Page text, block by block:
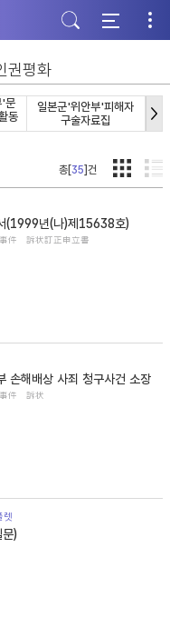
권평화
'문
동
일본군'위안부'피해자
구술자료집
일
총[35]건
(1999년(나)제15638호)
事件 訴状訂正申立書
손해배상 사죄 청구사건 소장
事件 訴状
렛
)